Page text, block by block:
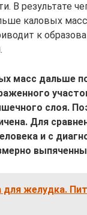
В результате
каловых
к
масс дальше
слоя.
Для
и с
желудка.